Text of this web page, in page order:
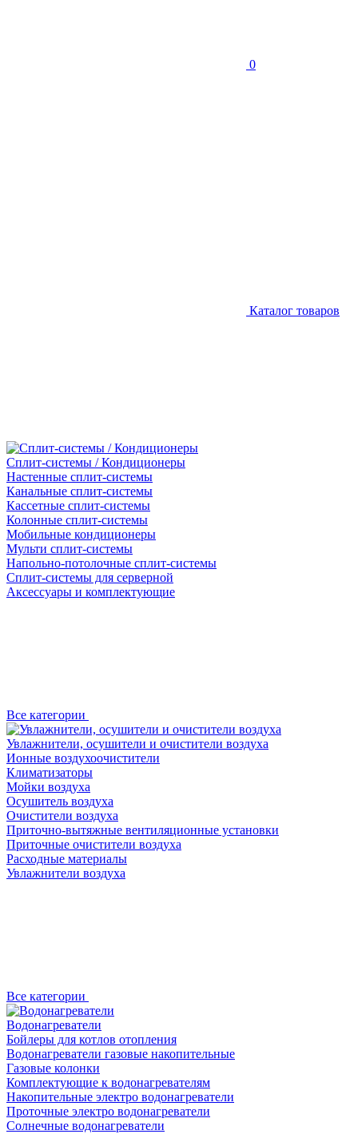
0
Каталог товаров
Сплит-системы / Кондиционеры
Настенные сплит-системы
Канальные сплит-системы
Кассетные сплит-системы
Колонные сплит-системы
Мобильные кондиционеры
Мульти сплит-системы
Напольно-потолочные сплит-системы
Сплит-системы для серверной
Аксессуары и комплектующие
Все категории
Увлажнители, осушители и очистители воздуха
Ионные воздухоочистители
Климатизаторы
Мойки воздуха
Осушитель воздуха
Очистители воздуха
Приточно-вытяжные вентиляционные установки
Приточные очистители воздуха
Расходные материалы
Увлажнители воздуха
Все категории
Водонагреватели
Бойлеры для котлов отопления
Водонагреватели газовые накопительные
Газовые колонки
Комплектующие к водонагревателям
Накопительные электро водонагреватели
Проточные электро водонагреватели
Солнечные водонагреватели